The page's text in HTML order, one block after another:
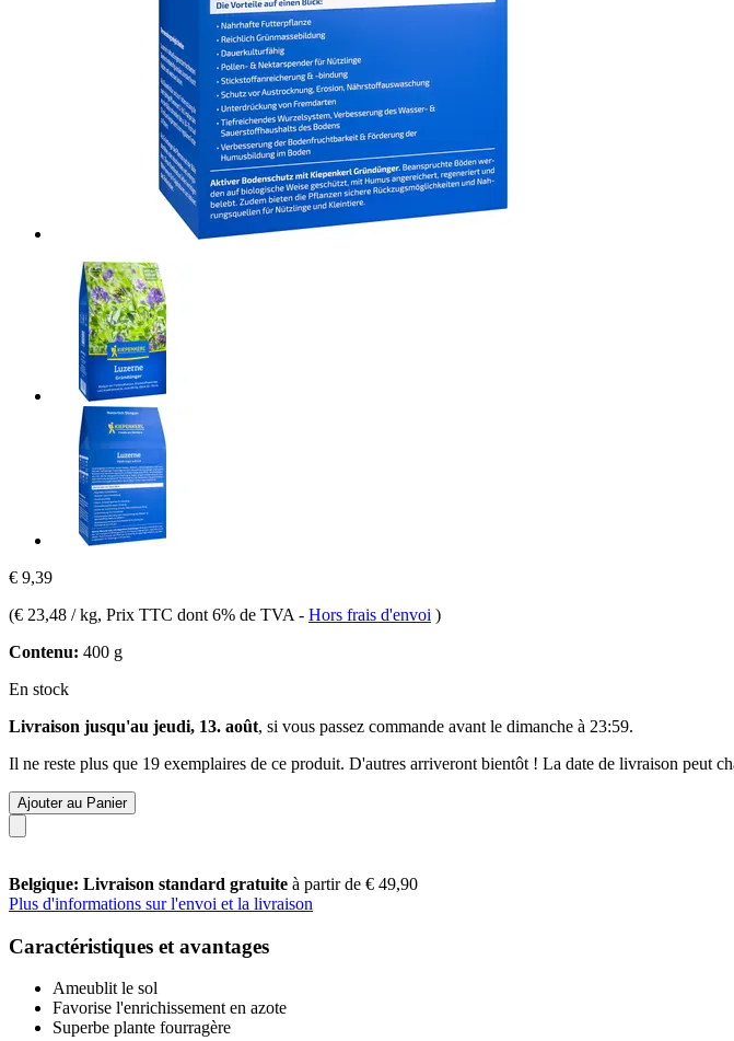
€ 9,39
(€ 23,48 / kg, Prix TTC dont 6% de TVA - Hors frais d'envoi )
Contenu: 400 g
En stock
Livraison jusqu'au jeudi, 13. août, si vous passez commande avant le dimanche à 23:59.
Il ne reste plus que 19 exemplaires de ce produit. D'autres arriveront bientôt ! La date de livraison peut
Ajouter au Panier
Belgique: Livraison standard gratuite à partir de € 49,90
Plus d'informations sur l'envoi et la livraison
Caractéristiques et avantages
Ameublit le sol
Favorise l'enrichissement en azote
Superbe plante fourragère